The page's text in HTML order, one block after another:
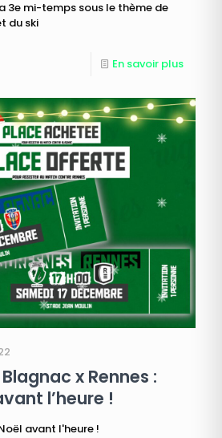
3e mi-temps sous le thème de
du ski
En savoir plus
Blagnac x Rennes :
l’heure !
avant l'heure !